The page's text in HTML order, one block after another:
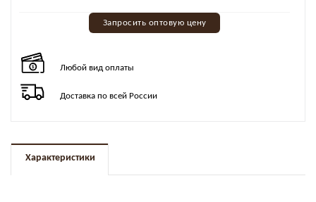
Запросить оптовую цену
Любой вид оплаты
Доставка по всей России
Характеристики